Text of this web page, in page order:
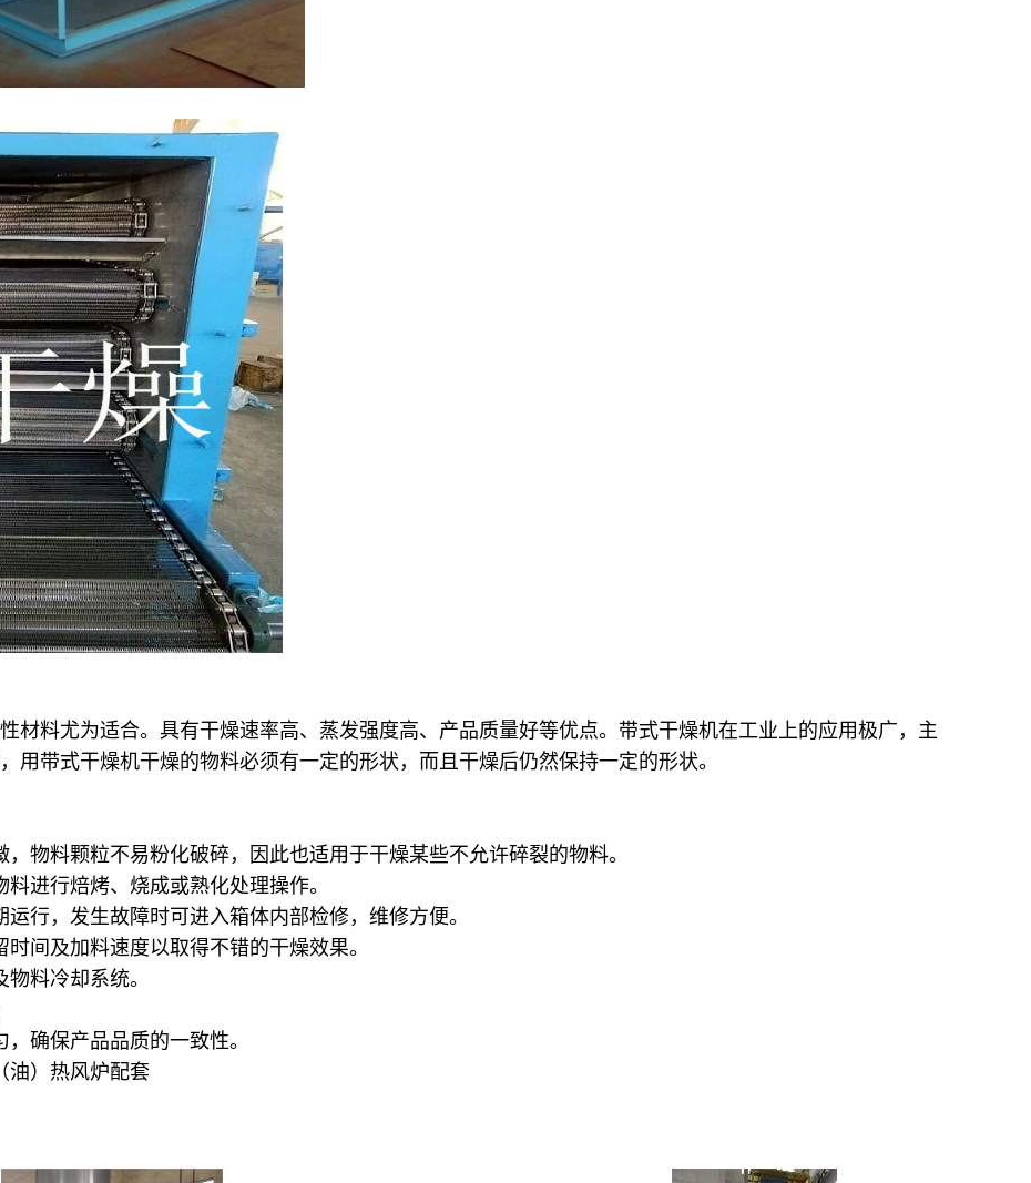
材料尤为适合。具有干燥速率高、蒸发强度高、产品质量好等优点。带式干燥机在工业上的应用极广，主
用带式干燥机干燥的物料必须有一定的形状，而且干燥后仍然保持一定的形状。
，物料颗粒不易粉化破碎，因此也适用于干燥某些不允许碎裂的物料。
进行焙烤、烧成或熟化处理操作。
行，发生故障时可进入箱体内部检修，维修方便。
间及加料速度以取得不错的干燥效果。
料冷却系统。
确保产品品质的一致性。
油）热风炉配套